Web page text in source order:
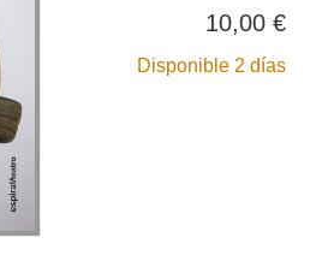
10,00 €
Disponible 2 días